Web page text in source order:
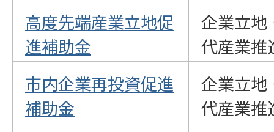
高度先端産業立地促
進補助金
企業立地
代産業推
市内企業再投資促進
補助金
企業立地
代産業推